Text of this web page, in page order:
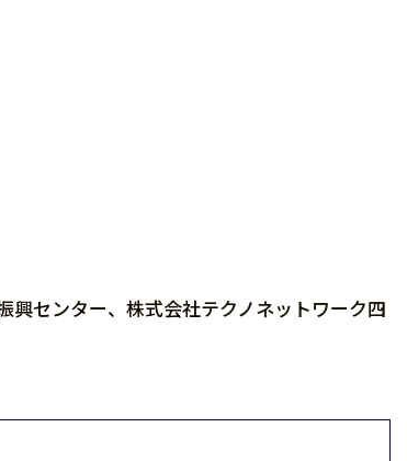
センター、株式会社テクノネットワーク四